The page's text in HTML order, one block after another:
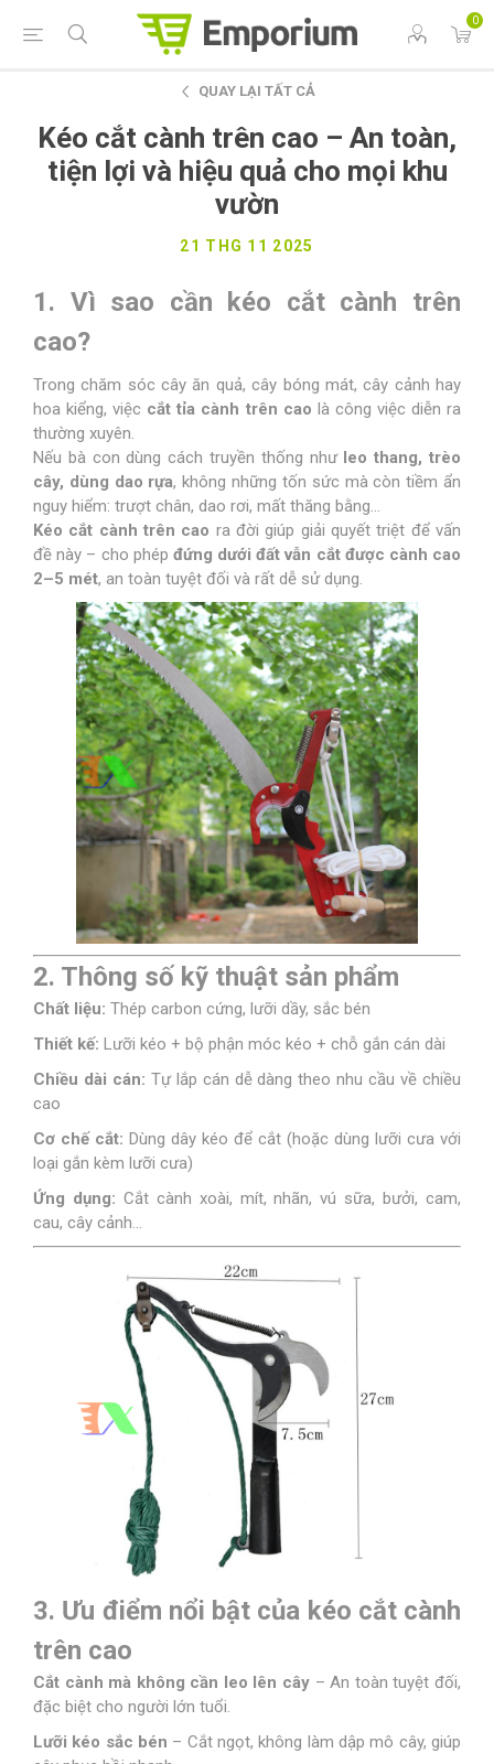
0
QUAY LẠI TẤT CẢ
Kéo cắt cành trên cao – An toàn,
tiện lợi và hiệu quả cho mọi khu
vườn
21 THG 11 2025
1. Vì sao cần kéo cắt cành trên
cao?
Trong chăm sóc cây ăn quả, cây bóng mát, cây cảnh hay
hoa kiểng, việc cắt tỉa cành trên cao là công việc diễn ra
thường xuyên.
Nếu bà con dùng cách truyền thống như leo thang, trèo
cây, dùng dao rựa, không những tốn sức mà còn tiềm ẩn
nguy hiểm: trượt chân, dao rơi, mất thăng bằng…
Kéo cắt cành trên cao ra đời giúp giải quyết triệt để vấn
đề này – cho phép đứng dưới đất vẫn cắt được cành cao
2–5 mét, an toàn tuyệt đối và rất dễ sử dụng.
2. Thông số kỹ thuật sản phẩm
Chất liệu: Thép carbon cứng, lưỡi dầy, sắc bén
Thiết kế: Lưỡi kéo + bộ phận móc kéo + chỗ gắn cán dài
Chiều dài cán: Tự lắp cán dễ dàng theo nhu cầu về chiều
cao
Cơ chế cắt: Dùng dây kéo để cắt (hoặc dùng lưỡi cưa với
loại gắn kèm lưỡi cưa)
Ứng dụng: Cắt cành xoài, mít, nhãn, vú sữa, bưởi, cam,
cau, cây cảnh…
3. Ưu điểm nổi bật của kéo cắt cành
trên cao
Cắt cành mà không cần leo lên cây – An toàn tuyệt đối,
đặc biệt cho người lớn tuổi.
Lưỡi kéo sắc bén – Cắt ngọt, không làm dập mô cây, giúp